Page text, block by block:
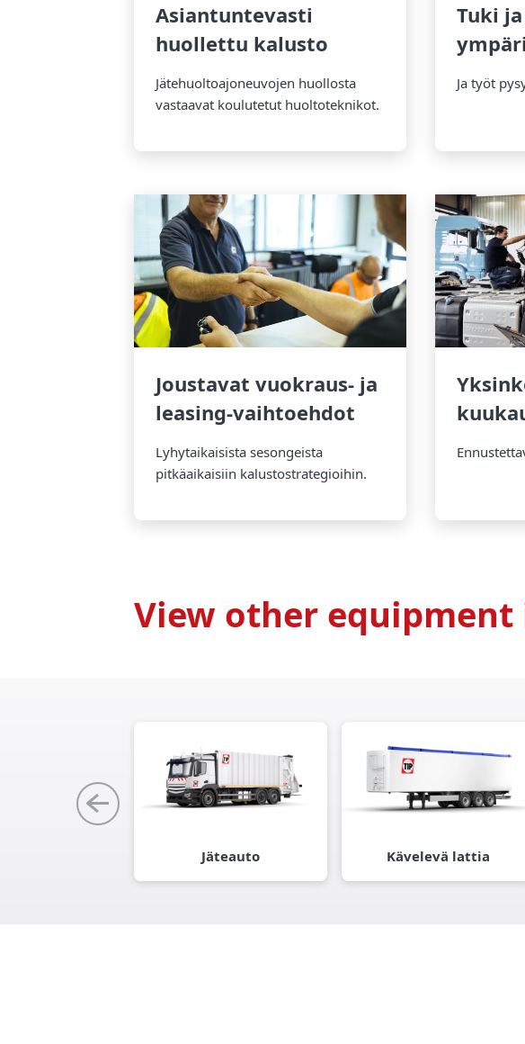
Asiantuntevasti
huollettu kalusto
Jätehuoltoajoneuvojen huollosta
vastaavat koulutetut huoltoteknikot.
Tuki
Ja työt
Joustavat vuokraus- ja
leasing-vaihtoehdot
Lyhytaikaisista sesongeista
pitkäaikaisiin kalustostrategioihin.
View other
Jäteauto Kävelevä lattia